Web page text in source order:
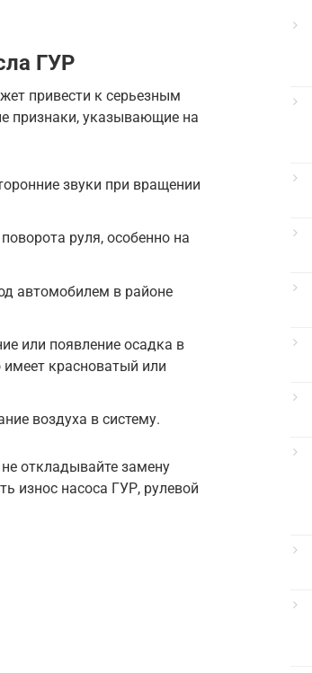
ГУР
привести к серьезным
признаки, указывающие на
звуки при вращении
руля, особенно на
автомобилем в районе
или появление осадка в
красноватый или
воздуха в систему.
откладывайте замену
износ насоса ГУР, рулевой